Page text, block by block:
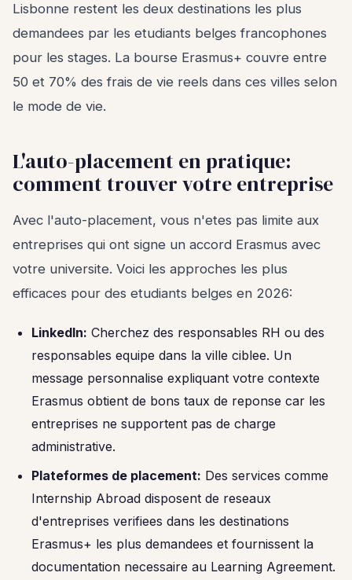
Lisbonne restent les deux destinations les plus
demandees par les etudiants belges francophones
pour les stages. La bourse Erasmus+ couvre entre
50 et 70% des frais de vie reels dans ces villes selon
le mode de vie.
L'auto-placement en pratique:
comment trouver votre entreprise
Avec l'auto-placement, vous n'etes pas limite aux
entreprises qui ont signe un accord Erasmus avec
votre universite. Voici les approches les plus
efficaces pour des etudiants belges en 2026:
LinkedIn: Cherchez des responsables RH ou des
responsables equipe dans la ville ciblee. Un
message personnalise expliquant votre contexte
Erasmus obtient de bons taux de reponse car les
entreprises ne supportent pas de charge
administrative.
Plateformes de placement: Des services comme
Internship Abroad disposent de reseaux
d'entreprises verifiees dans les destinations
Erasmus+ les plus demandees et fournissent la
documentation necessaire au Learning Agreement.